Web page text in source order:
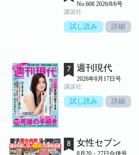
No.608 2026/8/6号
講談社
試し読み 詳細
週刊現代
2026年8月17日号
講談社
試し読み 詳細
女性セブン
8月20・27日合併号